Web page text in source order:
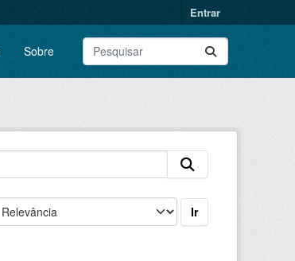
Entrar
Sobre
Ir